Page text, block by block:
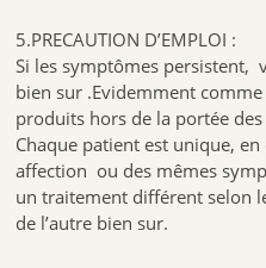
5.PRECAUTION D’EMPLOI :
Si les symptômes persistent,
bien sur .Evidemment
produits hors de la portée
Chaque patient est unique,
affection ou des mêmes
un traitement différent selon
de l’autre bien sur.